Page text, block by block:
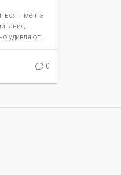
– мечта
удивляют
В
учесть
0